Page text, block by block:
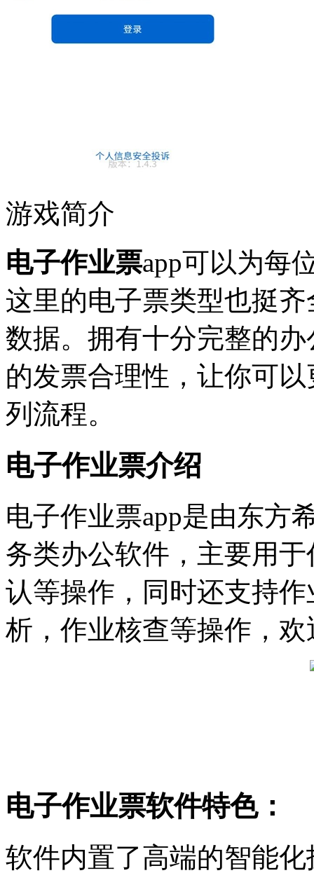
游戏简介
电子作业票app可以为每
这里的电子票类型也挺
数据。拥有十分完整的
的发票合理性，让你可
列流程。
电子作业票介绍
电子作业票app是由东方
务类办公软件，主要用
认等操作，同时还支持
析，作业核查等操作，
电子作业票软件特色：
软件内置了高端的智能